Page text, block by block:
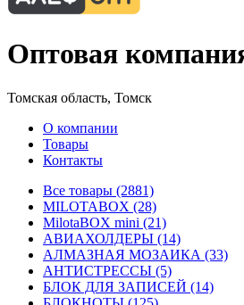
Оптовая
Томская область, Томск
О компании
Товары
Контакты
Все товары (2881)
MILOTABOX (28)
MilotaBOX mini (21)
АВИАХОЛДЕРЫ (14)
АЛМАЗНАЯ МОЗАИКА (33)
АНТИСТРЕССЫ (5)
БЛОК ДЛЯ ЗАПИСЕЙ (14)